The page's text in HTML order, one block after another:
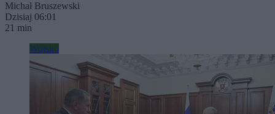
Michał Bruszewski
Dzisiaj 06:01
21 min
Wojsko